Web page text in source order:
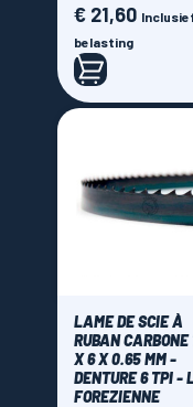
Prijs
€ 21,60
belasting
LAME DE SCIE À
RUBAN CARBONE
X 6 X 0.65 MM -
DENTURE 6 TPI -
FOREZIENNE